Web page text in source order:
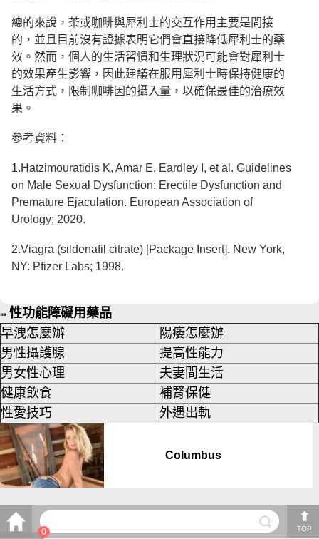
總的來說，茶或咖啡與犀利士的交互作用主要是間接
的，並且目前沒有證據表明它們會直接降低犀利士的藥
效。然而，個人的生活習慣和生理狀況可能會對犀利士
的效果產生影響，因此建議在服用犀利士時保持健康的
生活方式，限制咖啡因的攝入量，以確保最佳的治療效
果 。
參考資料：
1.Hatzimouratidis K, Amar E, Eardley I, et al. Guidelines
on Male Sexual Dysfunction: Erectile Dysfunction and
Premature Ejaculation. European Association of
Urology; 2020.
2.Viagra (sildenafil citrate) [Package Insert]. New York,
NY: Pfizer Labs; 1998.
➠ 性功能障礙用藥品
早洩怎麼辦
陽痿怎麼辦
男性攝護腺
提高性能力
男女性心理
夫妻間生活
健康飲食
補腎保健
性愛技巧
外遇出軌
TOP
0